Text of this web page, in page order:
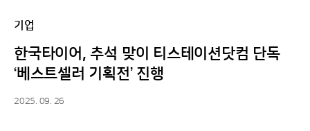
기업
한국타이어, 추석 맞이 티스테이션닷컴 단독
‘베스트셀러 기획전’ 진행
2025. 09. 26